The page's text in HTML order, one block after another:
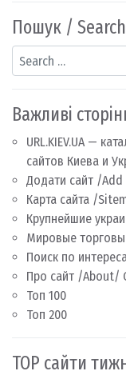
Пошук / Search
Search
Важливі
URL.KIEV.UA —
сайтов Киева и
Додати сайт /
Карта сайта /
Крупнейшие
Мировые
Поиск по
Про сайт /About/
Топ 100
Топ 200
TOP сайти